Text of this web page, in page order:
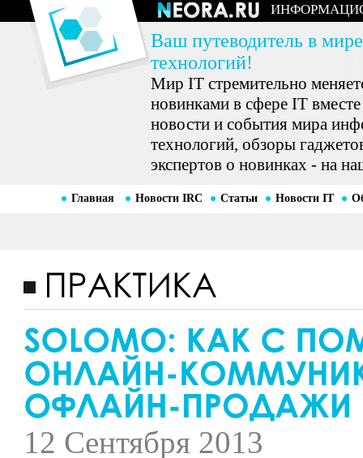
Ваш путеводитель в
технологий!
Мир IT стремительно
новинками в сфере IT
новости и события мира
технологий, обзоры
экспертов о новинках - на
Главная Новости IRC Статьи Новости IT
12 Сентября 2013